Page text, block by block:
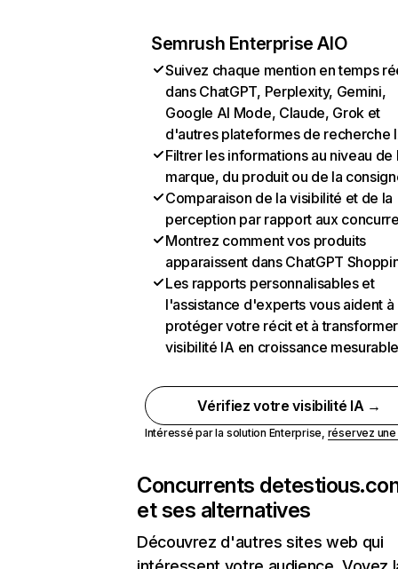
Semrush Enterprise AIO
Suivez chaque mention en temps
dans ChatGPT, Perplexity, Gemini,
Google AI Mode, Claude, Grok et
d'autres plateformes de recherche
Filtrer les informations au niveau de
marque, du produit ou de la
Comparaison de la visibilité et de la
perception par rapport aux
Montrez comment vos produits
apparaissent dans ChatGPT
Les rapports personnalisables et
l'assistance d'experts vous aident à
protéger votre récit et à
visibilité IA en croissance
Vérifiez votre visibilité IA →
Intéressé par la solution Enterprise, réservez
Concurrents de
et ses alternatives
Découvrez d'autres sites web qui